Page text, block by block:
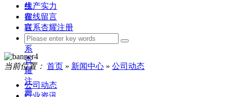
线
留
言
联
系
杏
耀
注
册
生产实力
在线留言
联系杏耀注册
当前位置： 首页 » 新闻中心 » 公司动态
公司动态